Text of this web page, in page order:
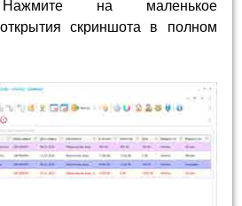
Нажмите на маленькое
скриншота в полном